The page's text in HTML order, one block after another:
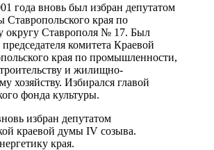
года вновь был избран депутатом
Ставропольского края по
округу Ставрополя № 17. Был
комитета Краевой
края по промышленности,
и жилищно-
хозяйству. Избирался главой
фонда культуры.
избран депутатом
краевой думы IV созыва.
края.